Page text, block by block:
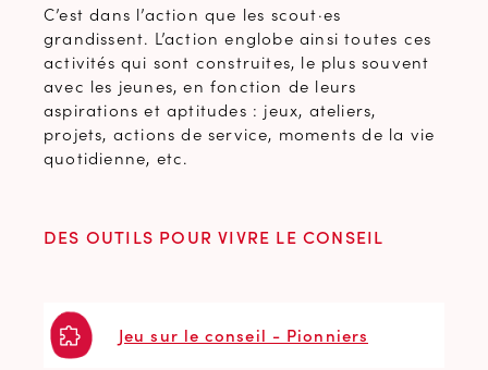
C’est dans l’action que les scout·es
grandissent. L’action englobe ainsi toutes ces
activités qui sont construites, le plus souvent
avec les jeunes, en fonction de leurs
aspirations et aptitudes : jeux, ateliers,
projets, actions de service, moments de la vie
quotidienne, etc.
DES OUTILS POUR VIVRE LE CONSEIL
Jeu sur le conseil - Pionniers